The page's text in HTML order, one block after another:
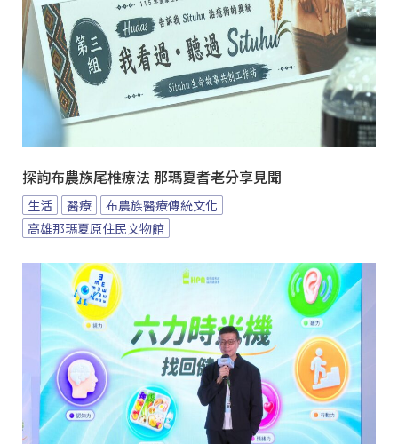
探詢布農族尾椎療法 那瑪夏耆老分享見聞
生活 醫療
布農族醫療傳統文化
高雄那瑪夏原住民文物館